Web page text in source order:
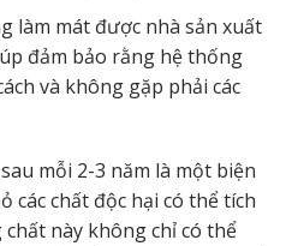
làm mát được nhà sản xuất
đảm bảo rằng hệ thống
và không gặp phải các
mỗi 2-3 năm là một biện
các chất độc hại có thể tích
này không chỉ có thể